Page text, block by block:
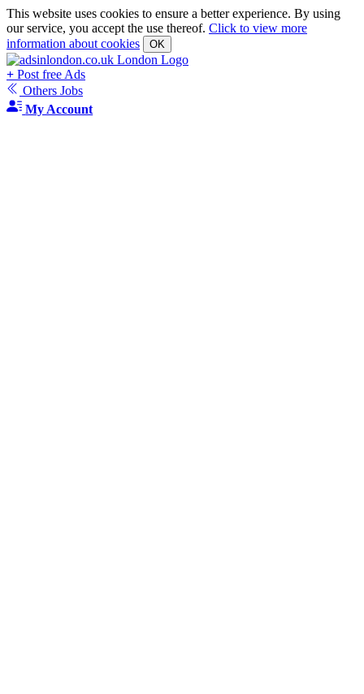
This website uses cookies to ensure a better experience. By using
our service, you accept the use thereof. Click to view more
information about cookies
OK
+ Post free Ads
Others Jobs
My Account